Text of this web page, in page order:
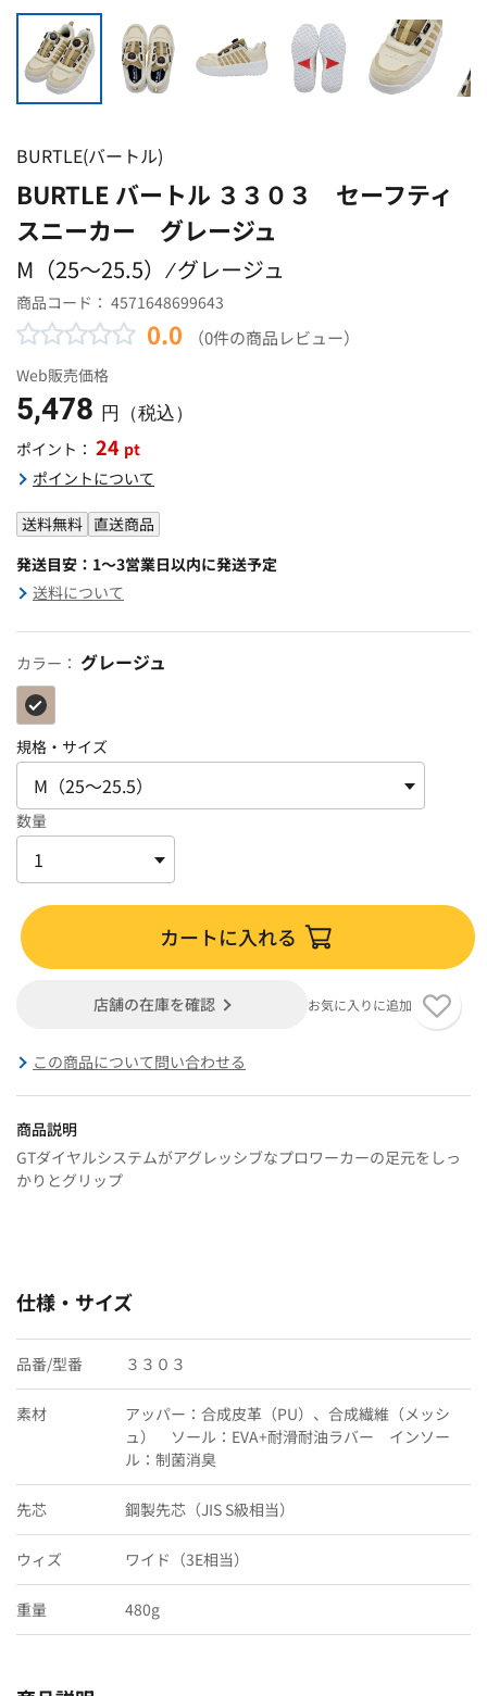
BURTLE(バートル)
BURTLE バートル ３３０３ セーフティ
スニーカー グレージュ
M（25〜25.5） ⁄ グレージュ
商品コード： 4571648699643
0.0 （0件の商品レビュー）
Web販売価格
5,478 円（税込）
ポイント： 24 pt
ポイントについて
送料無料 直送商品
発送目安：1～3営業日以内に発送予定
送料について
カラー： グレージュ
規格・サイズ
数量
カートに入れる
店舗の在庫を確認 お気に入りに追加
この商品について問い合わせる
商品説明
GTダイヤルシステムがアグレッシブなプロワーカーの足元をしっ
かりとグリップ
仕様・サイズ
品番/型番 ３３０３
素材
アッパー：合成皮革（PU）、合成繊維（メッシ
ュ） ソール：EVA+耐滑耐油ラバー インソー
ル：制菌消臭
先芯 鋼製先芯（JIS S級相当）
ウィズ ワイド（3E相当）
重量 480g